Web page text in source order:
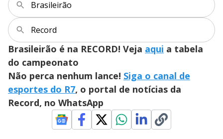
Brasileirão
Record
Brasileirão é na RECORD! Veja aqui a tabela
do campeonato
Não perca nenhum lance! Siga o canal de
esportes do R7, o portal de notícias da
Record, no WhatsApp